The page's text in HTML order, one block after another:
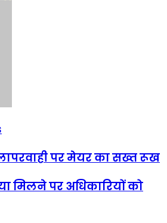
पर मेयर का सख्त रूख
मिलने पर अधिकारियों को